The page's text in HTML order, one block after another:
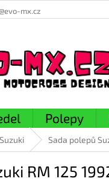
mx.cz
Polepy
Sada polepů
RM 125